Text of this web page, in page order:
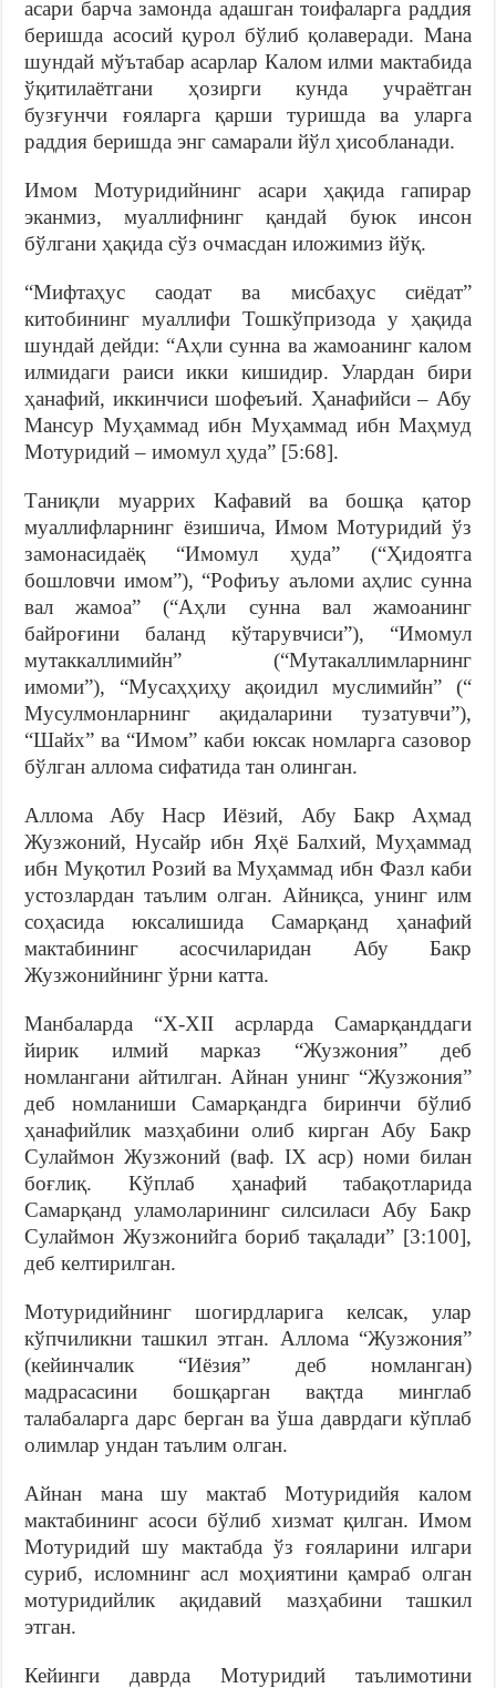
асари барча замонда адашган тоифаларга раддия
беришда асосий қурол бўлиб қолаверади. Мана
шундай мўътабар асарлар Калом илми мактабида
ўқитилаётгани ҳозирги кунда учраётган
бузғунчи ғояларга қарши туришда ва уларга
раддия беришда энг самарали йўл ҳисобланади.
Имом Мотуридийнинг асари ҳақида гапирар
эканмиз, муаллифнинг қандай буюк инсон
бўлгани ҳақида сўз очмасдан иложимиз йўқ.
“Мифтаҳус саодат ва мисбаҳус сиёдат”
китобининг муаллифи Тошкўпризода у ҳақида
шундай дейди: “Аҳли сунна ва жамоанинг калом
илмидаги раиси икки кишидир. Улардан бири
ҳанафий, иккинчиси шофеъий. Ҳанафийси ‒ Абу
Мансур Муҳаммад ибн Муҳаммад ибн Маҳмуд
Мотуридий ‒ имомул ҳуда” [5:68].
Таниқли муаррих Кафавий ва бошқа қатор
муаллифларнинг ёзишича, Имом Мотуридий ўз
замонасидаёқ “Имомул ҳуда” (“Ҳидоятга
бошловчи имом”), “Рофиъу аъломи аҳлис сунна
вал жамоа” (“Аҳли сунна вал жамоанинг
байроғини баланд кўтарувчиси”), “Имомул
мутаккаллимийн” (“Мутакаллимларнинг
имоми”), “Мусаҳҳиҳу ақоидил муслимийн” (“
Мусулмонларнинг ақидаларини тузатувчи”),
“Шайх” ва “Имом” каби юксак номларга сазовор
бўлган аллома сифатида тан олинган.
Аллома Абу Наср Иёзий, Абу Бакр Аҳмад
Жузжоний, Нусайр ибн Яҳё Балхий, Муҳаммад
ибн Муқотил Розий ва Муҳаммад ибн Фазл каби
устозлардан таълим олган. Айниқса, унинг илм
соҳасида юксалишида Самарқанд ҳанафий
мактабининг асосчиларидан Абу Бакр
Жузжонийнинг ўрни катта.
Манбаларда “X-XII асрларда Самарқанддаги
йирик илмий марказ “Жузжония” деб
номлангани айтилган. Айнан унинг “Жузжония”
деб номланиши Самарқандга биринчи бўлиб
ҳанафийлик мазҳабини олиб кирган Абу Бакр
Сулаймон Жузжоний (ваф. IX аср) номи билан
боғлиқ. Кўплаб ҳанафий табақотларида
Самарқанд уламоларининг силсиласи Абу Бакр
Сулаймон Жузжонийга бориб тақалади” [3:100],
деб келтирилган.
Мотуридийнинг шогирдларига келсак, улар
кўпчиликни ташкил этган. Аллома “Жузжония”
(кейинчалик “Иёзия” деб номланган)
мадрасасини бошқарган вақтда минглаб
талабаларга дарс берган ва ўша даврдаги кўплаб
олимлар ундан таълим олган.
Айнан мана шу мактаб Мотуридийя калом
мактабининг асоси бўлиб хизмат қилган. Имом
Мотуридий шу мактабда ўз ғояларини илгари
суриб, исломнинг асл моҳиятини қамраб олган
мотуридийлик ақидавий мазҳабини ташкил
этган.
Кейинги даврда Мотуридий таълимотини